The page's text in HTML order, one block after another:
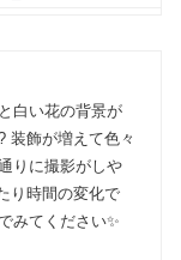
白い花の背景が
装飾が増えて色々
りに撮影がしや
り時間の変化で
みてください✨